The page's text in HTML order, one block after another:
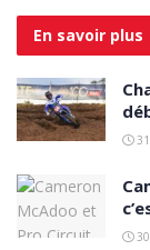
En savoir plus
31
30